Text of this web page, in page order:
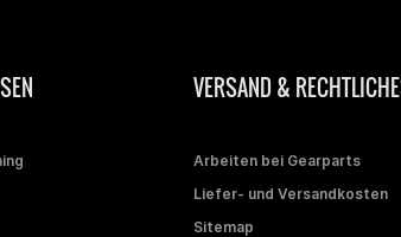
VERSAND &
Arbeiten bei Gearparts
Liefer- und Versandkosten
Sitemap